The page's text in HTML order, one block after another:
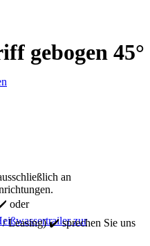
zur
gebogen 45°
an
oder
Leasing) ✔️ sprechen Sie uns